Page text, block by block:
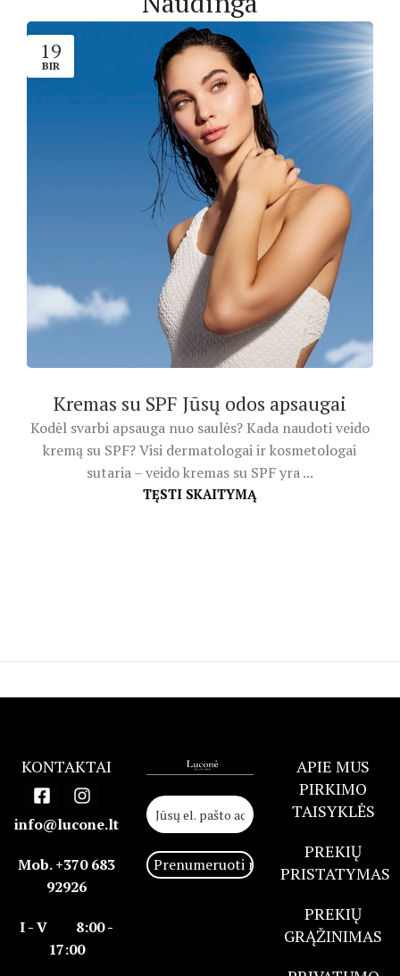
19
BIR
Kremas su SPF Jūsų odos apsaugai
Kodėl svarbi apsauga nuo saulės? Kada naudoti veido
kremą su SPF? Visi dermatologai ir kosmetologai
sutaria – veido kremas su SPF yra ...
TĘSTI SKAITYMĄ
KONTAKTAI
info@lucone.lt
Mob. +370 683
92926
I - V 8:00 -
17:00
APIE MUS
PIRKIMO
TAISYKLĖS
PREKIŲ
PRISTATYMAS
PREKIŲ
GRĄŽINIMAS